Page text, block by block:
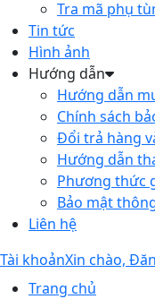
Tra mã phụ
Tin tức
Hình ảnh
Hướng dẫn
Hướng dẫn
Chính sách
Đổi trả hàng
Hướng dẫn
Phương thức
Bảo mật
Liên hệ
Tài khoảnXin chào,
Trang chủ